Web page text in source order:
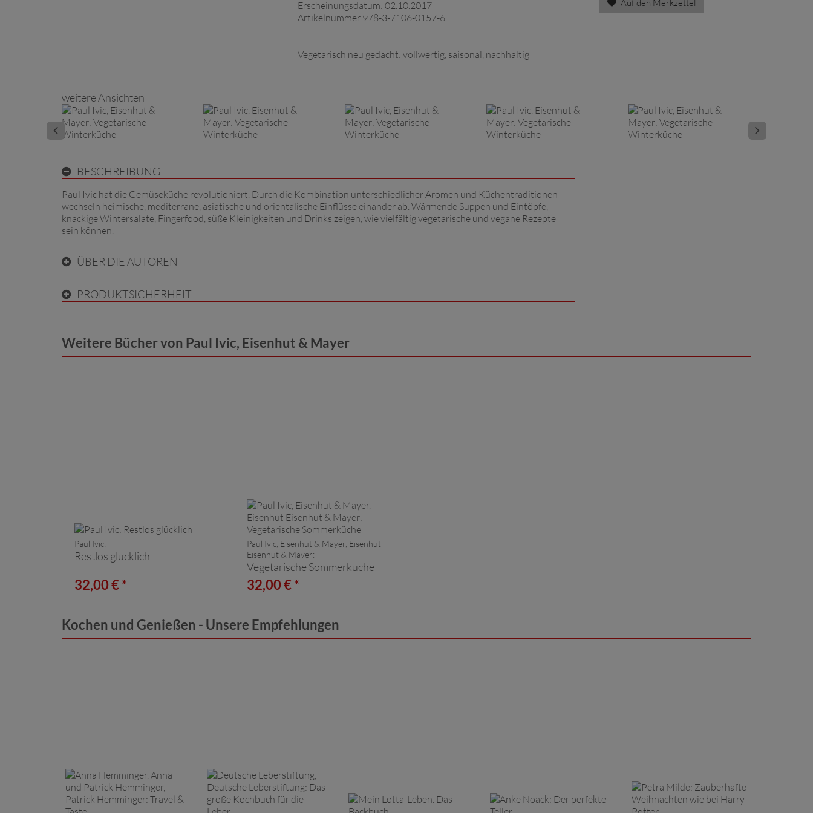
Erscheinungsdatum: 02.10.2017
Artikelnummer 978-3-7106-0157-6
Vegetarisch neu gedacht: vollwertig, saisonal, nachhaltig
Auf den Merkzettel
weitere Ansichten
BESCHREIBUNG
Paul Ivic hat die Gemüseküche revolutioniert. Durch die Kombination unterschiedlicher Aromen und Küchentraditionen
wechseln heimische, mediterrane, asiatische und orientalische Einflüsse einander ab. Wärmende Suppen und Eintöpfe,
knackige Wintersalate, Fingerfood, süße Kleinigkeiten und Drinks zeigen, wie vielfältig vegetarische und vegane Rezepte
sein können.
ÜBER DIE AUTOREN
PRODUKTSICHERHEIT
Weitere Bücher von Paul Ivic, Eisenhut & Mayer
Paul Ivic:
Restlos glücklich
32,00 € *
Paul Ivic, Eisenhut & Mayer, Eisenhut
Eisenhut & Mayer:
Vegetarische Sommerküche
32,00 € *
Kochen und Genießen - Unsere Empfehlungen